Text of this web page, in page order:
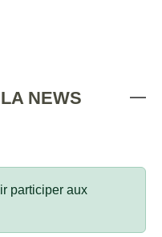
NEWS
participer aux